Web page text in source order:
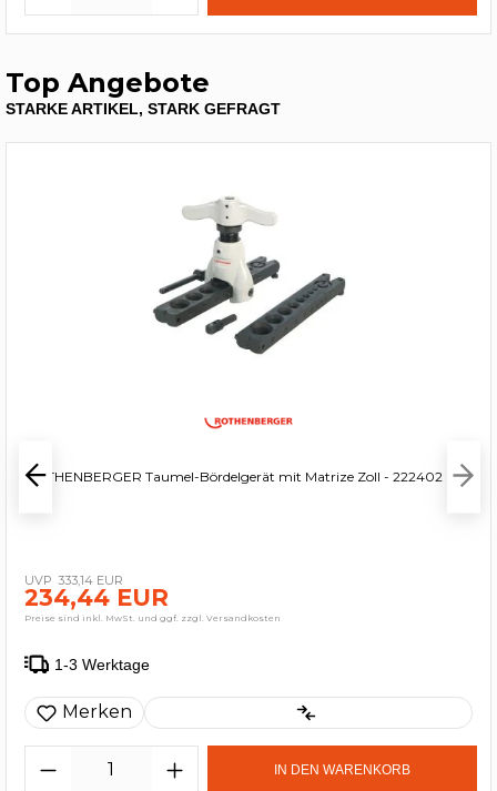
Top Angebote
STARKE ARTIKEL, STARK GEFRAGT
ROTHENBERGER Taumel-Bördelgerät mit Matrize Zoll - 222402
333,14 EUR
234,44 EUR
Preise sind inkl. MwSt. und ggf. zzgl. Versandkosten
1-3 Werktage
Merken
IN DEN WARENKORB